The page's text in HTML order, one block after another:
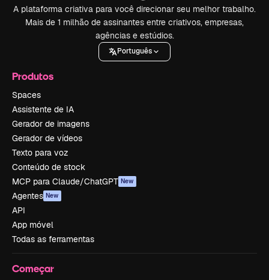
A plataforma criativa para você direcionar seu melhor trabalho.
Mais de 1 milhão de assinantes entre criativos, empresas,
agências e estúdios.
Português
Produtos
Spaces
Assistente de IA
Gerador de imagens
Gerador de vídeos
Texto para voz
Conteúdo de stock
MCP para Claude/ChatGPT New
Agentes New
API
App móvel
Todas as ferramentas
Começar